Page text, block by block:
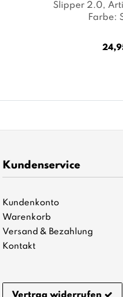
Slipper 2.0,
Farbe:
Kundenservice
Kundenkonto
Warenkorb
Versand & Bezahlung
Kontakt